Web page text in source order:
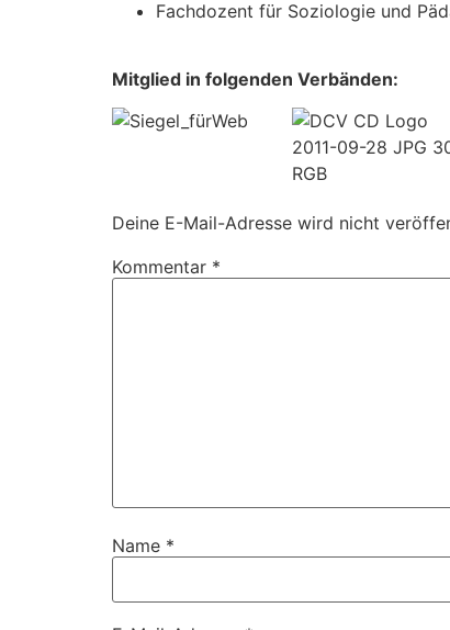
Fachdozent für Soziologie und
Mitglied in folgenden Verbänden:
Deine E-Mail-Adresse wird nicht
Kommentar *
Name *